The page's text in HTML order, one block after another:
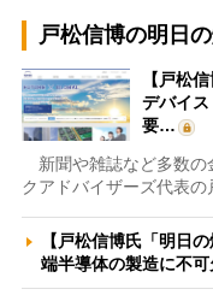
戸松信博の明日
【戸松
デバイ
要…
新聞や雑誌など多数の
クアドバイザーズ代表
【戸松信博氏「明日
端半導体の製造に不